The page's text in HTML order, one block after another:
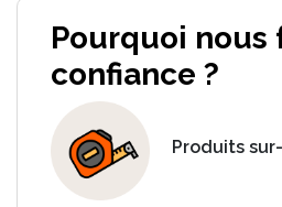
Pourquoi nous
confiance ?
Produits